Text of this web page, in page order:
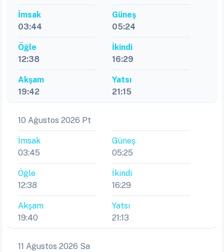
İmsak
03:44
Güneş
05:24
Öğle
12:38
İkindi
16:29
Akşam
19:42
Yatsı
21:15
10 Ağustos 2026 Pt
İmsak
03:45
Güneş
05:25
Öğle
12:38
İkindi
16:29
Akşam
19:40
Yatsı
21:13
11 Ağustos 2026 Sa